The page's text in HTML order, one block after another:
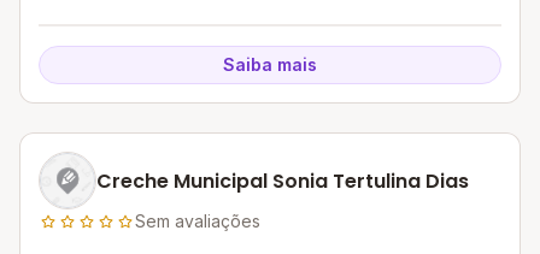
Saiba mais
Creche Municipal Sonia Tertulina Dias
Sem avaliações